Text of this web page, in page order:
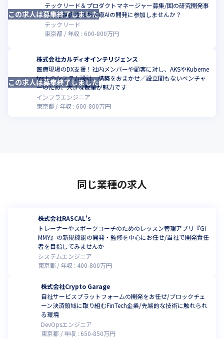
テックリード＆プロダクトマネージャー募集/国の研究開発事
業にも採択された医療AIの開発に参加しませんか？
テックリード
東京都
年収 : 600-800万円
この求人は募集終了しました
株式会社カルディオインテリジェンス
医療現場のDX支援！社内メンバーや顧客に対し、AKSやKuberne
tes上のシステム設計、構築をおまかせ／設立間もないベンチャ
ーのため、大きな裁量が魅力です
インフラエンジニア
東京都
年収 : 600-800万円
この求人は募集終了しました
同じ業種の求人
株式会社RASCAL's
トレーナーやスポーツコーチのためのレッスン管理アプリ『GI
MMY』の新規機能の開発・監修を中心にお任せ/当社で開発責任
者を目指してみませんか
システムエンジニア
東京都
年収 : 400-800万円
株式会社Crypto Garage
自社サービスプラットフォームの開発をお任せ/ブロックチェ
ーン決済領域に取り組むFinTech企業/先端的な技術に触れられ
る環境
DevOpsエンジニア
東京都
年収 : 650-850万円